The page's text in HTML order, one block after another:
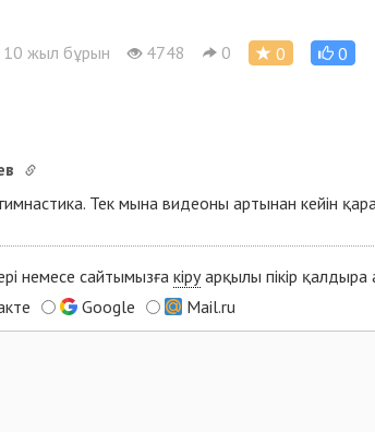
10 жыл бұрын 4748 0 0 0
Тек мына видеоны артынан кейін
немесе сайтымызға кіруарқылы пікір қалдыра
Google Mail.ru